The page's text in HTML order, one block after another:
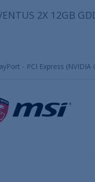
2X 12GB
- PCI Express (NVIDIA